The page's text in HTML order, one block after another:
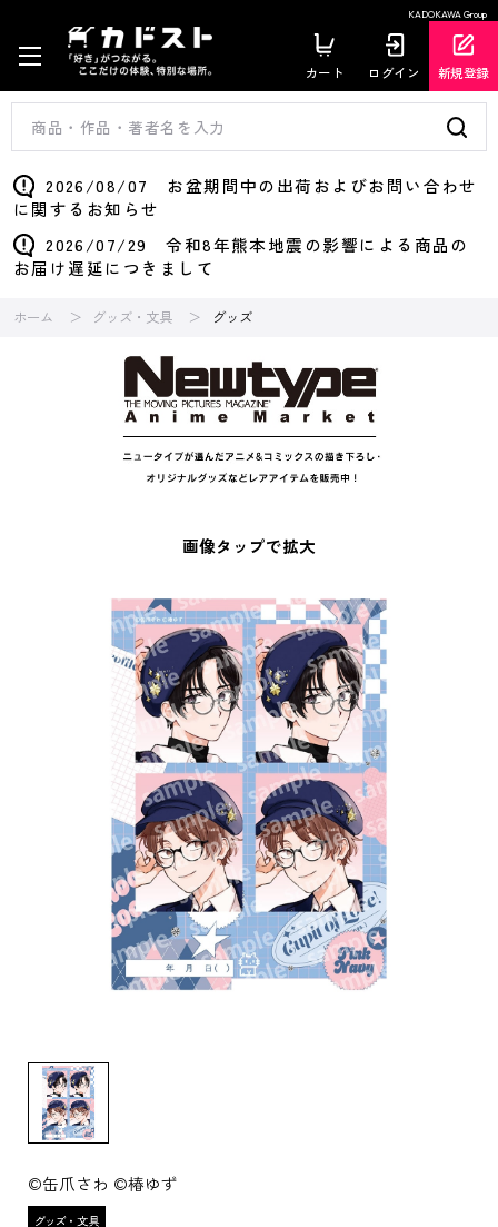
KADOKAWA Group
カート ログイン 新規登録
2026/08/07 お盆期間中の出荷およびお問い合わせ
に関するお知らせ
2026/07/29 令和8年熊本地震の影響による商品の
お届け遅延につきまして
ホーム グッズ・文具 グッズ
画像タップで拡大
©缶爪さわ ©椿ゆず